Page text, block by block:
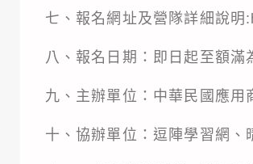
七、報名網址及營隊詳細說明:
八、報名日期：即日起至額滿
九、主辦單位：中華民國應用
十、協辦單位：逗陣學習網、